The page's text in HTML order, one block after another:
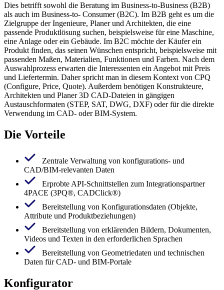
Dies betrifft sowohl die Beratung im Business-to-Business (B2B)
als auch im Business-to- Consumer (B2C). Im B2B geht es um die
Zielgruppe der Ingenieure, Planer und Architekten, die eine
passende Produktlösung suchen, beispielsweise für eine Maschine,
eine Anlage oder ein Gebäude. Im B2C möchte der Käufer ein
Produkt finden, das seinen Wünschen entspricht, beispielsweise mit
passenden Maßen, Materialien, Funktionen und Farben. Nach dem
Auswahlprozess erwarten die Interessenten ein Angebot mit Preis
und Liefertermin. Daher spricht man in diesem Kontext von CPQ
(Configure, Price, Quote). Außerdem benötigen Konstrukteure,
Architekten und Planer 3D CAD-Dateien in gängigen
Austauschformaten (STEP, SAT, DWG, DXF) oder für die direkte
Verwendung im CAD- oder BIM-System.
Die Vorteile
Zentrale Verwaltung von konfigurations- und
CAD/BIM-relevanten Daten
Erprobte API-Schnittstellen zum Integrationspartner
4PACE (3PQ®, CADClick®)
Bereitstellung von Konfigurationsdaten (Objekte,
Attribute und Produktbeziehungen)
Bereitstellung von erklärenden Bildern, Dokumenten,
Videos und Texten in den erforderlichen Sprachen
Bereitstellung von Geometriedaten und technischen
Daten für CAD- und BIM-Portale
Konfigurator